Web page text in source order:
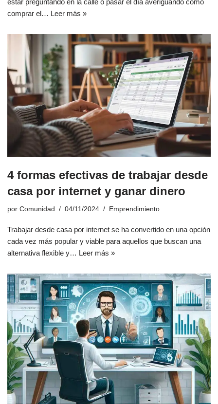
estar preguntando en la calle o pasar el día averiguando cómo
comprar el… Leer más »
4 formas efectivas de trabajar desde
casa por internet y ganar dinero
por Comunidad 04/11/2024 Emprendimiento
Trabajar desde casa por internet se ha convertido en una opción
cada vez más popular y viable para aquellos que buscan una
alternativa flexible y… Leer más »